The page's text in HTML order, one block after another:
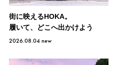
街に映えるHOKA。
履いて、どこへ出かけよう
2026.08.04new